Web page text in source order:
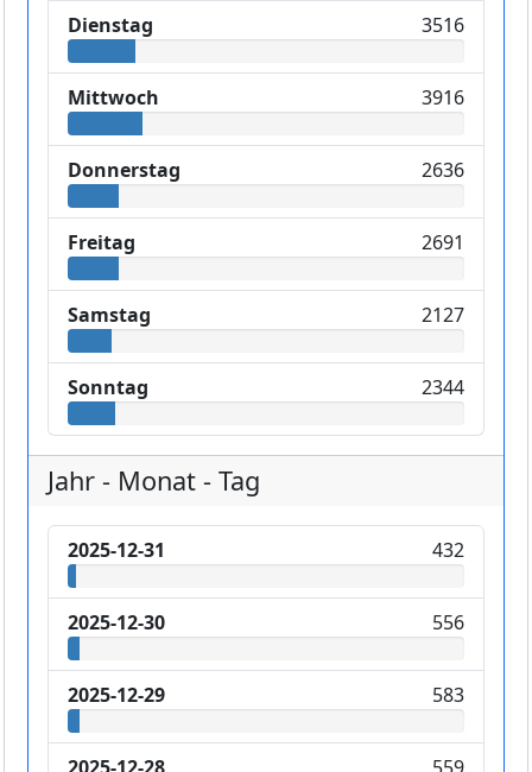
Dienstag 3516
Mittwoch 3916
Donnerstag 2636
Freitag 2691
Samstag 2127
Sonntag 2344
Jahr - Monat - Tag
2025-12-31 432
2025-12-30 556
2025-12-29 583